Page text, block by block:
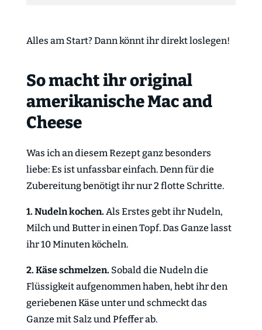
Alles am Start? Dann könnt ihr direkt loslegen!
So macht ihr original
amerikanische Mac and
Cheese
Was ich an diesem Rezept ganz besonders
liebe: Es ist unfassbar einfach. Denn für die
Zubereitung benötigt ihr nur 2 flotte Schritte.
1. Nudeln kochen. Als Erstes gebt ihr Nudeln,
Milch und Butter in einen Topf. Das Ganze lasst
ihr 10 Minuten köcheln.
2. Käse schmelzen. Sobald die Nudeln die
Flüssigkeit aufgenommen haben, hebt ihr den
geriebenen Käse unter und schmeckt das
Ganze mit Salz und Pfeffer ab.